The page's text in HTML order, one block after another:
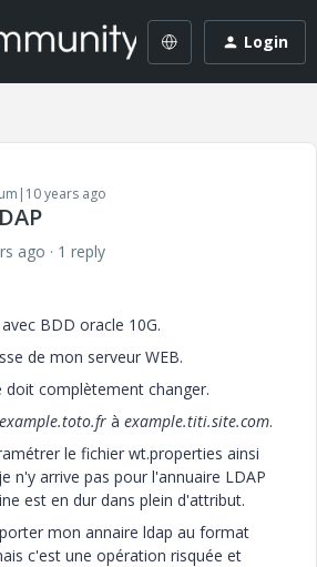
Login
years ago
ago
1 reply
BDD oracle 10G.
de mon serveur WEB.
doit complètement changer.
example.toto.fr à example.titi.site.com.
le fichier wt.properties ainsi
n'y arrive pas pour l'annuaire LDAP
est en dur dans plein d'attribut.
mon annaire ldap au format
c'est une opération risquée et